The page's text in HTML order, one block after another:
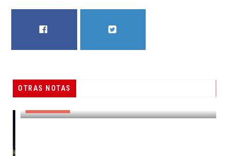
OTRAS NOTAS
RESUELVEN DOS CASOS DE ENGAÑO TELEFÓNICO